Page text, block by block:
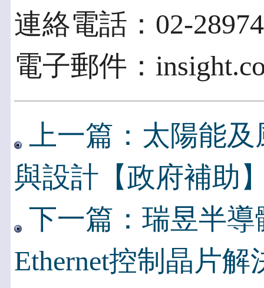
連絡電話：02-
電子郵件：
上一篇：太陽能
與設計【政府補助
下一篇：瑞昱半
Ethernet控制晶片解